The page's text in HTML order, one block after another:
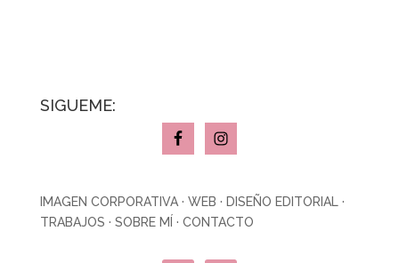
SÍGUEME:
IMAGEN CORPORATIVA· WEB · DISEÑO EDITORIAL ·
TRABAJOS · SOBRE MÍ · CONTACTO